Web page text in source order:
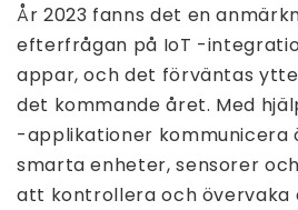
År 2023 fanns det en
efterfrågan på IoT -
appar, och det förväntas
det kommande året. Med
-applikationer kommunicera
smarta enheter, sensorer
att kontrollera och övervaka